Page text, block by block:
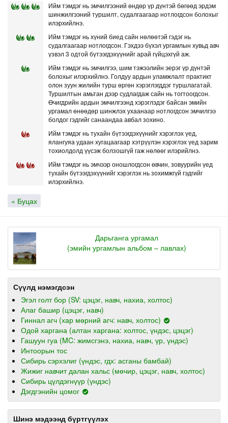
Ийм тэмдэг нь эмчилгээний өндөр үр дүнтэй бөгөөд эрдэм
шинжилгээний туршилт, судалгаагаар нотлогдсон болохыг
илэрхийлнэ.
Ийм тэмдэг нь хүний биед сайн нөлөөтэй гэдэг нь
судалгаагаар нотлогдсон. Гэхдээ бүхэл ургамлын хувьд авч
үзвэл 3 одтой бүтээгдэхүүнийг арай гүйцэхгүй аж.
Ийм тэмдэг нь эмчилгээ, шим тэжээлийн эерэг үр дүнтэй
болохыг илэрхийлнэ. Голдуу ардын уламжлалт практикт
олон зуун жилийн турш өргөн хэрэглэгддэг туршлагатай.
Туршилтын амьтан дээр судлагдаж сайн нь тогтоогдсон.
Өчигдрийн ардын эмчилгээнд хэрэглэдэг байсан эмийн
ургамал өнөөдөр шинжлэх ухаанаар нотлогдсон эмчилгээ
болдог гэдгийг санаандаа авбал зохино.
Ийм тэмдэг нь тухайн бүтээгдэхүүнийг хэрэглэх үед,
ялангуяа удаан хугацаагаар хэтрүүлэн хэрэглэх үед зарим
тохиолдолд үүсэж болзошгүй гаж нөлөөг илэрийлнэ.
Ийм тэмдэг нь эмчээр оношлогдсон өвчин, зовуурийн үед
тухайн бүтээгдэхүүнийг хэрэглэх нь зохимжгүй гэдгийг
илэрхийлнэ.
« Буцах
Дарьганга ургамал
(эмийн ургамлын альбом – лавлах)
Сүүлд нэмэгдсэн
Эгэл голт бор (SV: цэцэг, навч, нахиа, холтос)
Алаг башир (цэцэг, навч)
Гиннал агч (хар мөрний агч: навч, холтос)
Одой харгана (алтан харгана: холтос, үндэс, цэцэг)
Гашуун гуа (MC: жимсгэнэ, нахиа, навч, үр, үндэс)
Интоорын тос
Сибирь сэрхэлиг (үндэс, гдх: асганы бамбай)
Жижиг навчит далан хальс (мөчир, цэцэг, навч, холтос)
Сибирь цүлдэгнүүр (үндэс)
Дэгдгэнийн цомог
Шинэ мэдээнд бүртгүүлэх